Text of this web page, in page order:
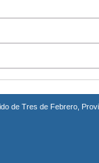
de Tres de Febrero,